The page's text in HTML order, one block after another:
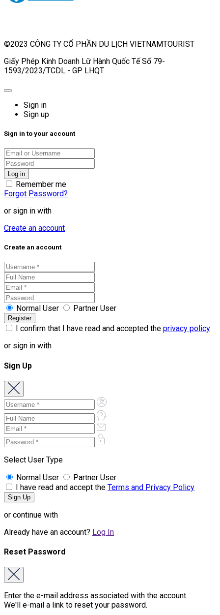
©2023 CÔNG TY CỔ PHẦN DU LỊCH VIETNAMTOURIST
Giấy Phép Kinh Doanh Lữ Hành Quốc Tế Số 79-
1593/2023/TCDL - GP LHQT
Sign in
Sign up
Sign in to your account
Remember me
Forgot Password?
or sign in with
Create an account
Create an account
Normal User Partner User
I confirm that I have read and accepted the privacy policy
or sign in with
Sign Up
Select User Type
Normal User
Partner User
I have read and accept the Terms and Privacy Policy
or continue with
Already have an account? Log In
Reset Password
Enter the e-mail address associated with the account.
We'll e-mail a link to reset your password.